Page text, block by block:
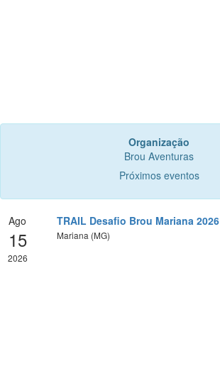
Organização
Brou Aventuras
Próximos eventos
Ago
15
2026
TRAIL Desafio Brou Mariana 2026
Mariana (MG)